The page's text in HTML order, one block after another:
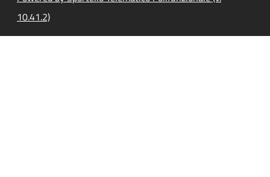
10.41.2)